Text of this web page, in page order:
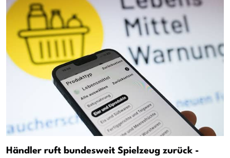
Händler ruft bundesweit Spielzeug zurück -